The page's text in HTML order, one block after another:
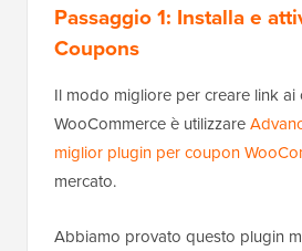
Passaggio 1: Installa e
Coupons
Il modo migliore per creare link ai
WooCommerce è utilizzare
miglior plugin per coupon
mercato.
Abbiamo provato questo plugin